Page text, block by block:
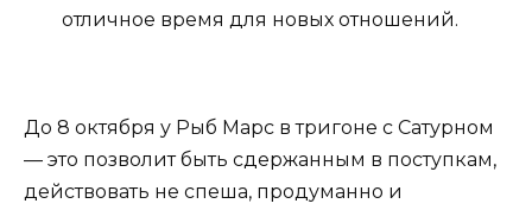
отличное время для новых отношений.
До 8 октября у Рыб Марс в тригоне с Сатурном
— это позволит быть сдержанным в поступкам,
действовать не спеша, продуманно и